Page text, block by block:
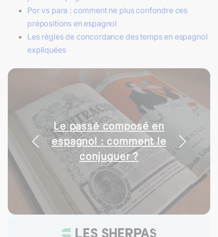
Por vs para : comment ne plus confondre ces
prépositions en espagnol
Les règles de concordance des temps en espagnol
expliquées
Le passé composé en
espagnol : comment le
conjuguer ?